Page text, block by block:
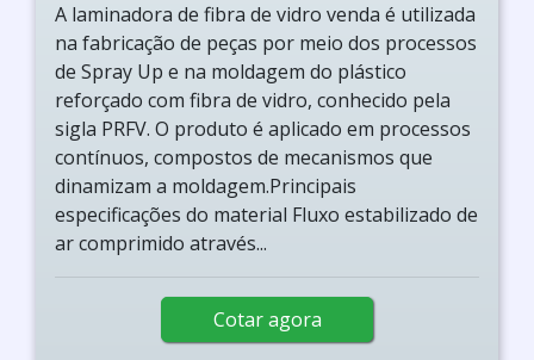
A laminadora de fibra de vidro venda é utilizada
na fabricação de peças por meio dos processos
de Spray Up e na moldagem do plástico
reforçado com fibra de vidro, conhecido pela
sigla PRFV. O produto é aplicado em processos
contínuos, compostos de mecanismos que
dinamizam a moldagem.Principais
especificações do material Fluxo estabilizado de
ar comprimido através...
Cotar agora